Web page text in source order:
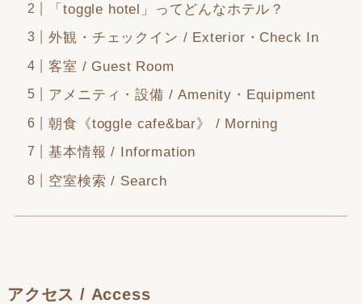
「toggle hotel」ってどんなホテル？
外観・チェックイン / Exterior・Check In
客室 / Guest Room
アメニティ・設備 / Amenity・Equipment
朝食《toggle cafe&bar》 / Morning
基本情報 / Information
空室検索 / Search
アクセス / Access